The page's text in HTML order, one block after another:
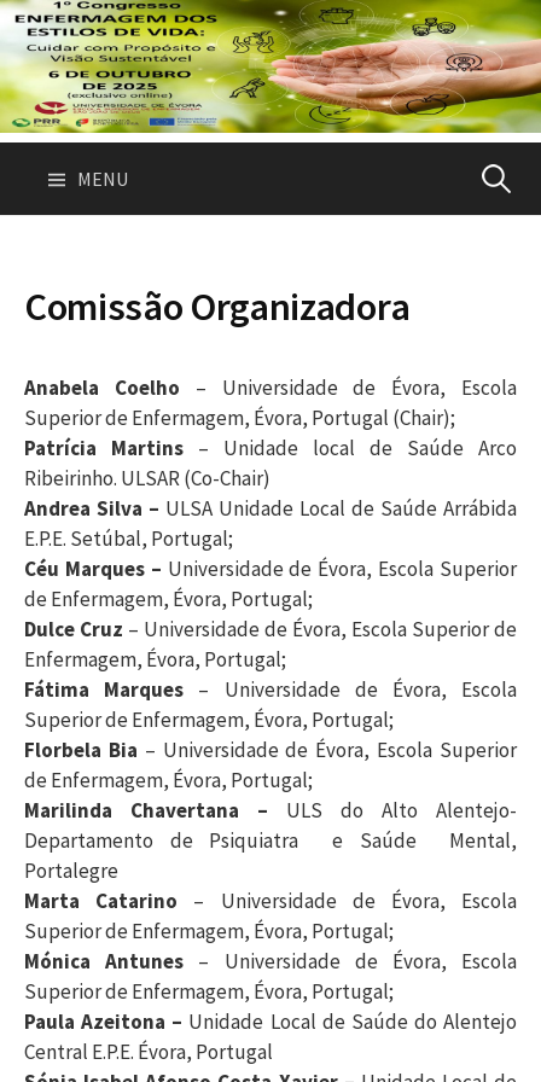
Skip
content
MENU
Comissão Organizadora
Anabela Coelho – Universidade de Évora, Escola
Superior de Enfermagem, Évora, Portugal (Chair);
Patrícia Martins – Unidade local de Saúde Arco
Ribeirinho. ULSAR (Co-Chair)
Andrea Silva – ULSA Unidade Local de Saúde Arrábida
E.P.E. Setúbal, Portugal;
Céu Marques – Universidade de Évora, Escola Superior
de Enfermagem, Évora, Portugal;
Dulce Cruz – Universidade de Évora, Escola Superior de
Enfermagem, Évora, Portugal;
Fátima Marques – Universidade de Évora, Escola
Superior de Enfermagem, Évora, Portugal;
Florbela Bia – Universidade de Évora, Escola Superior
de Enfermagem, Évora, Portugal;
Marilinda Chavertana – ULS do Alto Alentejo-
Departamento de Psiquiatra e Saúde Mental,
Portalegre
Marta Catarino – Universidade de Évora, Escola
Superior de Enfermagem, Évora, Portugal;
Mónica Antunes – Universidade de Évora, Escola
Superior de Enfermagem, Évora, Portugal;
Paula Azeitona – Unidade Local de Saúde do Alentejo
Central E.P.E. Évora, Portugal